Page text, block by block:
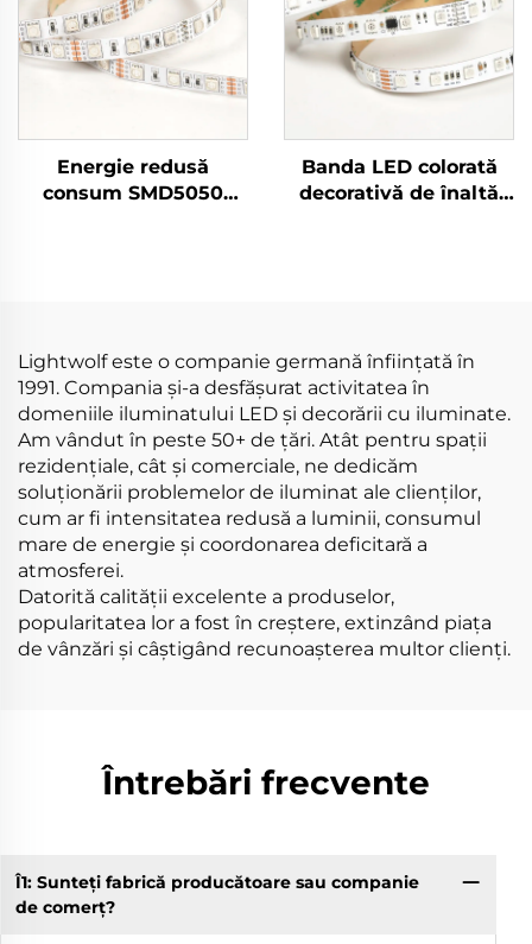
Energie redusă
consum SMD5050
Banda LED colorată
decorativă de înaltă
Lightwolf este o companie germană înființată în
1991. Compania și-a desfășurat activitatea în
domeniile iluminatului LED și decorării cu iluminate.
Am vândut în peste 50+ de țări. Atât pentru spații
rezidențiale, cât și comerciale, ne dedicăm
soluționării problemelor de iluminat ale clienților,
cum ar fi intensitatea redusă a luminii, consumul
mare de energie și coordonarea deficitară a
atmosferei.
Datorită calității excelente a produselor,
popularitatea lor a fost în creștere, extinzând piața
de vânzări și câștigând recunoașterea multor clienți.
Întrebări frecvente
Î1: Sunteți fabrică producătoare sau companie
de comerț?